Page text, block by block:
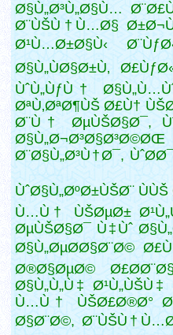
Ø§Ù„Ø³Ù„Ø§Ù…
Ø¨ÙŠÙ†Ù…Ø§
Ø¹Ù…Ø±Ø§Ù‹
Ø§Ù„ÙØ§Ø±Ù‚
ÙˆÙ„ÙƒÙ†
ØªÙ‚ØªØ¶ÙŠ Ø£Ù†
Ø¨Ù† ØµÙŠØ§Ø¯,
Ø§Ù„Ø¬Ø³Ø§Ø³Ø©ØŒ
Ø¨Ø§Ù„Ø³Ù†Ø¯,
ÙˆØ§Ù„ØºØ±ÙŠØ¨
Ù…Ù† ÙŠØµØ±
ØµÙŠØ§Ø¯ Ù‡Ùˆ
Ø§Ù„ØµØ­Ø§Ø¨Ø©
Ø®Ø§ØµØ©
Ø§Ù„Ù„Ù‡ Ø¹Ù„ÙŠÙ‡
Ù…Ù† ÙŠØ£Ø®Ø°
Ø§Ø¨Ø©,